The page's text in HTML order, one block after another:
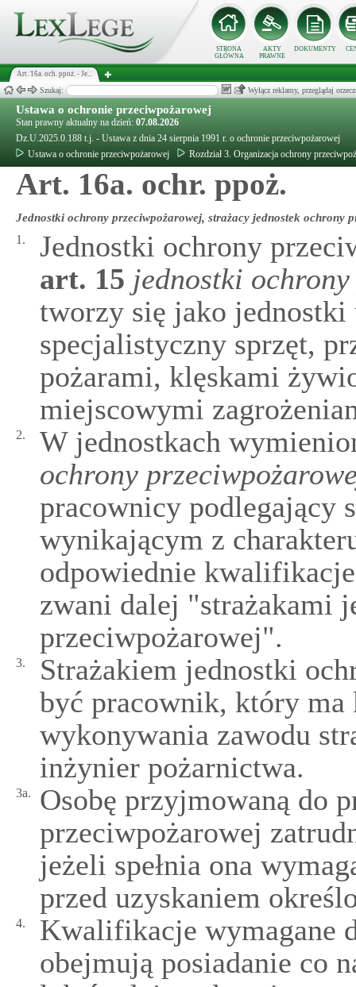
STRONA
GŁÓWNA
AKTY
PRAWNE
DOKUMENTY
Art. 16a. och. ppoż. - Je...
Szukaj: Wyłącz reklamy, przeglądaj
Ustawa o ochronie przeciwpożarowej
Stan prawny aktualny na dzień: 07.08.2026
Dz.U.2025.0.188 t.j. - Ustawa z dnia 24 sierpnia 1991 r. o ochronie przeciwpożarowej
Ustawa o ochronie przeciwpożarowej
Rozdział 3. Organizacja ochrony
Art. 16a. ochr. ppoż.
Jednostki ochrony przeciwpożarowej, strażacy jednostek ochrony
1.
Jednostki ochrony
art. 15 jednostki
tworzy się jako jednostki
specjalistyczny sprzęt,
pożarami, klęskami
miejscowymi
2.
W jednostkach
ochrony
pracownicy podlegający
wynikającym z
odpowiednie
zwani dalej "strażakami
przeciwpożarowej".
3.
Strażakiem jednostki
być pracownik, który
wykonywania zawodu
inżynier pożarnictwa.
3a.
Osobę przyjmowaną do
przeciwpożarowej
jeżeli spełnia ona
przed uzyskaniem
4.
Kwalifikacje wymagane
obejmują posiadanie co